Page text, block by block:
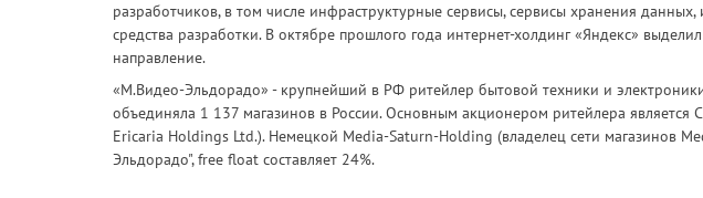
разработчиков, в том числе инфраструктурные сервисы, сервисы хранения
средства разработки. В октябре прошлого года интернет-холдинг «Яндекс»
направление.
«М.Видео-Эльдорадо» - крупнейший в РФ ритейлер бытовой техники и
объединяла 1 137 магазинов в России. Основным акционером ритейлера является
Ericaria Holdings Ltd.). Немецкой Media-Saturn-Holding (владелец сети магазинов
Эльдорадо", free float составляет 24%.